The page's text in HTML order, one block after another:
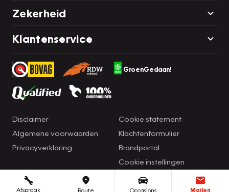
Afspraak Route Occasions Mailen
Zekerheid
Klantenservice
GroenGedaan!
Disclaimer
Algemene voorwaarden
Privacyverklaring
Cookie statement
Klachtenformulier
Brandportal
Cookie instellingen